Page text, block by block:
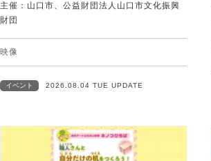
主催：山口市、公益財団法人山口市文化振興
財団
映像
イベント 2026.08.04 TUE UPDATE